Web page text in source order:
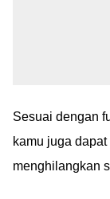
Sesuai dengan
kamu juga
menghilangkan